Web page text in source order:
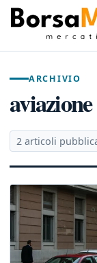
ARCHIVIO
aviazione
2 articoli